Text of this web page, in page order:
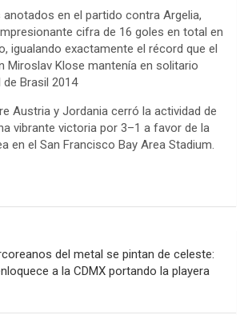
en el partido contra Argelia,
cifra de 16 goles en total en
igualando exactamente el récord que el
Miroslav Klose mantenía en solitario
de Brasil 2014
Austria y Jordania cerró la actividad de
vibrante victoria por 3–1 a favor de la
en el San Francisco Bay Area Stadium.
del metal se pintan de celeste:
a la CDMX portando la playera